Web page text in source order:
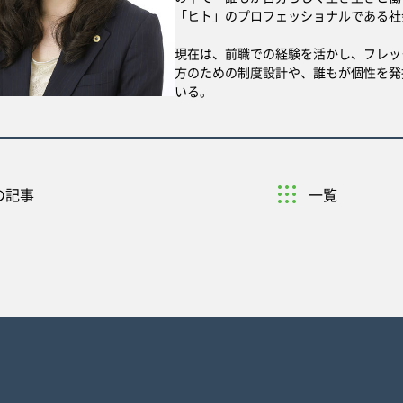
「ヒト」のプロフェッショナルである
現在は、前職での経験を活かし、フレ
方のための制度設計や、誰もが個性を
いる。
記事 一覧